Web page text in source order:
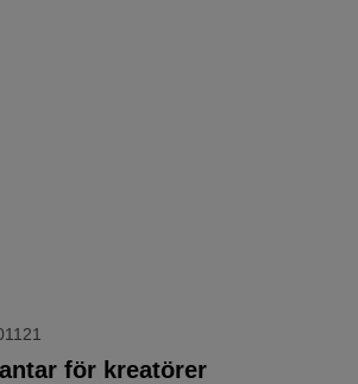
för kreatörer